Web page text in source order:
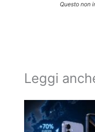
Questo non
Leggi